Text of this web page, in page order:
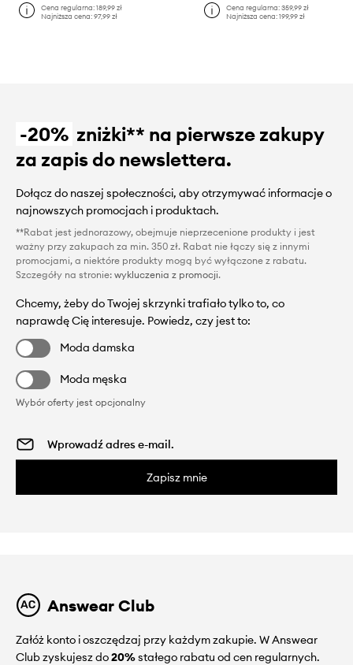
Cena regularna:189,99 zł
Najniższa cena:97,99 zł
Cena regularna: 359,99 zł
Najniższa cena: 199,99 zł
-20% zniżki** na pierwsze zakupy
za zapis do newslettera.
Dołącz do naszej społeczności, aby otrzymywać informacje o
najnowszych promocjach i produktach.
**Rabat jest jednorazowy, obejmuje nieprzecenione produkty i jest
ważny przy zakupach za min. 350 zł. Rabat nie łączy się z innymi
promocjami, a niektóre produkty mogą być wyłączone z rabatu.
Szczegóły na stronie: wykluczenia z promocji.
Chcemy, żeby do Twojej skrzynki trafiało tylko to, co
naprawdę Cię interesuje. Powiedz, czy jest to:
Moda damska
Moda męska
Wybór oferty jest opcjonalny
Zapisz mnie
Answear Club
Załóż konto i oszczędzaj przy każdym zakupie. W Answear
Club zyskujesz do20%stałego rabatu od cen regularnych.